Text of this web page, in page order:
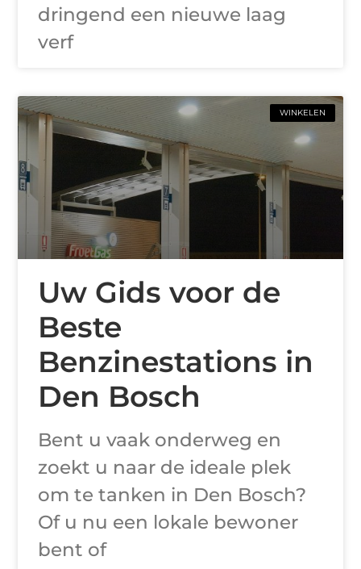
dringend een nieuwe laag
verf
WINKELEN
Uw Gids voor de
Beste
Benzinestations in
Den Bosch
Bent u vaak onderweg en
zoekt u naar de ideale plek
om te tanken in Den Bosch?
Of u nu een lokale bewoner
bent of